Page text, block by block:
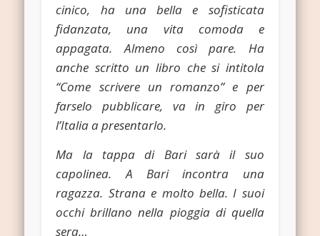
cinico, ha una bella e sofisticata
fidanzata, una vita comoda e
appagata. Almeno così pare. Ha
anche scritto un libro che si intitola
“Come scrivere un romanzo” e per
farselo pubblicare, va in giro per
l’Italia a presentarlo.
Ma la tappa di Bari sarà il suo
capolinea. A Bari incontra una
ragazza. Strana e molto bella. I suoi
occhi brillano nella pioggia di quella
sera…